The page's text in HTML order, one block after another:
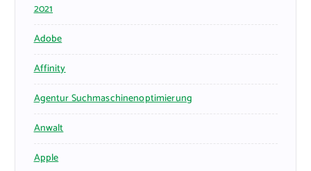
2021
Adobe
Affinity
Agentur Suchmaschinenoptimierung
Anwalt
Apple